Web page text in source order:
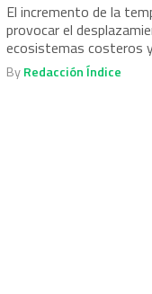
El incremento de la
provocar el
ecosistemas costeros
ByRedacción Índice